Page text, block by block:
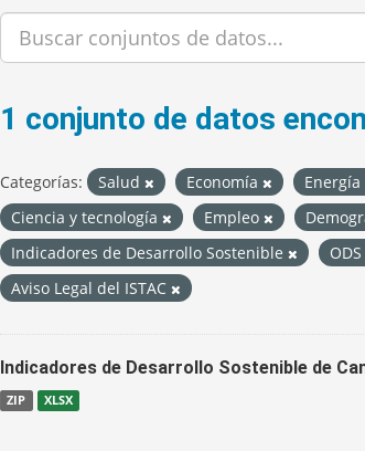
1 conjunto de datos
Categorías: Salud Economía
Energía
Ciencia y tecnología
Empleo
Indicadores de Desarrollo Sostenible
ODS
Aviso Legal del ISTAC
Indicadores de Desarrollo Sostenible de
ZIP XLSX